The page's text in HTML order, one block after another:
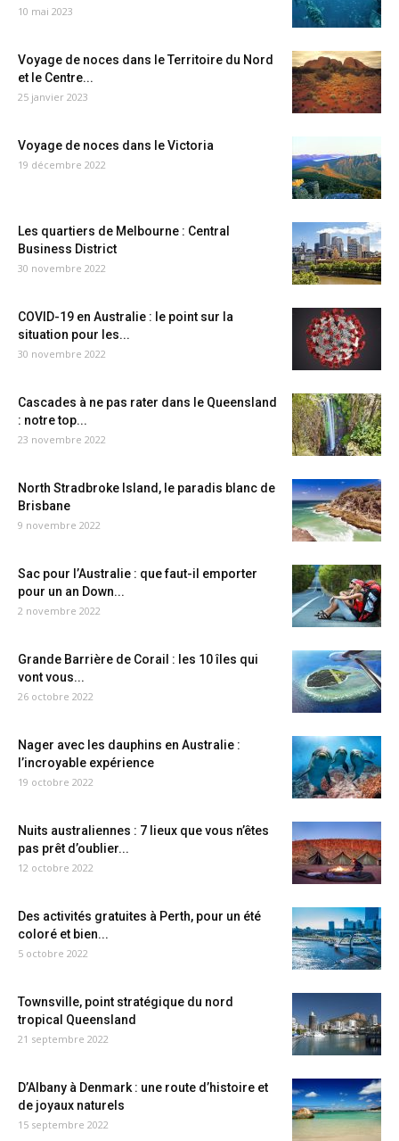
10 mai 2023
Voyage de noces dans le Territoire du Nord
et le Centre...
25 janvier 2023
Voyage de noces dans le Victoria
19 décembre 2022
Les quartiers de Melbourne : Central
Business District
30 novembre 2022
COVID-19 en Australie : le point sur la
situation pour les...
30 novembre 2022
Cascades à ne pas rater dans le Queensland
: notre top...
23 novembre 2022
North Stradbroke Island, le paradis blanc de
Brisbane
9 novembre 2022
Sac pour l’Australie : que faut-il emporter
pour un an Down...
2 novembre 2022
Grande Barrière de Corail : les 10 îles qui
vont vous...
26 octobre 2022
Nager avec les dauphins en Australie :
l’incroyable expérience
19 octobre 2022
Nuits australiennes : 7 lieux que vous n’êtes
pas prêt d’oublier...
12 octobre 2022
Des activités gratuites à Perth, pour un été
coloré et bien...
5 octobre 2022
Townsville, point stratégique du nord
tropical Queensland
21 septembre 2022
D’Albany à Denmark : une route d’histoire et
de joyaux naturels
15 septembre 2022